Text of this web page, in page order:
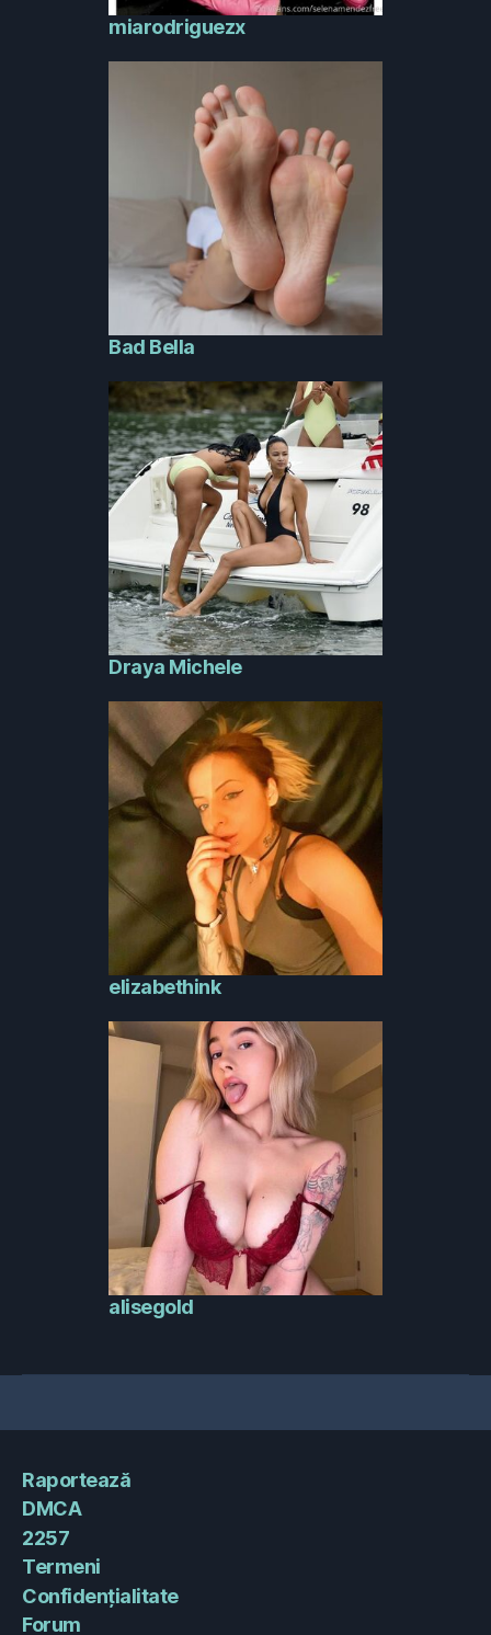
miarodriguezx
Bad Bella
Draya Michele
elizabethink
alisegold
Raportează
DMCA
2257
Termeni
Confidențialitate
Forum